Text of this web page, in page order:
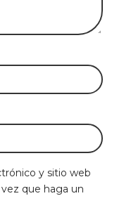
y sitio web
que haga un